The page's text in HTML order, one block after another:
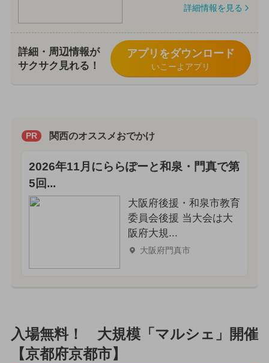
詳細情報を見る
詳細・周辺情報が
サクサク見れる！
アプリをダウンロード
いこーよアプリ
PR 関西のオススメおでかけ
2026年11月にららぽーと和泉・門真で第
5回...
大阪府後援・和泉市教育
委員会後援 当大会は大
阪府大規...
大阪府門真市
入場無料！ 大規模「マルシェ」開催
【京都府京都市】